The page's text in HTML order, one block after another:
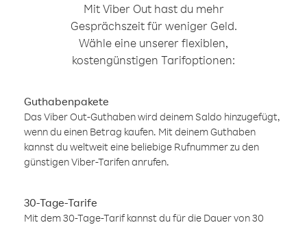
Mit Viber Out hast du mehr
Gesprächszeit für weniger Geld.
Wähle eine unserer flexiblen,
kostengünstigen Tarifoptionen:
Guthabenpakete
Das Viber Out-Guthaben wird deinem Saldo hinzugefügt,
wenn du einen Betrag kaufen. Mit deinem Guthaben
kannst du weltweit eine beliebige Rufnummer zu den
günstigen Viber-Tarifen anrufen.
30-Tage-Tarife
Mit dem 30-Tage-Tarif kannst du für die Dauer von 30